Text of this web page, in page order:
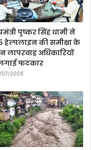
पुष्कर सिंह धामी ने
हेल्पलाइन की समीक्षा के
लापरवाह अधिकारियों
फटकार
07/2026